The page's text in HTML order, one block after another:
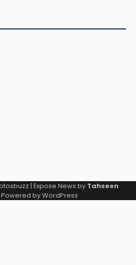
| Expose News by Tahseen
Powered byWordPress